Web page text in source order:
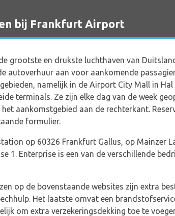
bij Frankfurt Airport
grootste en drukste luchthaven van
autoverhuur aan voor aankomende
namelijk in de Airport City Mall in
terminals. Ze zijn elke dag van de week
aankomstgebied aan de rechterkant.
formulier.
op 60326 Frankfurt Gallus, op Mainzer
1. Enterprise is een van de verschillende
op de bovenstaande websites zijn extra
Het laatste omvat een
om extra verzekeringsdekking toe te